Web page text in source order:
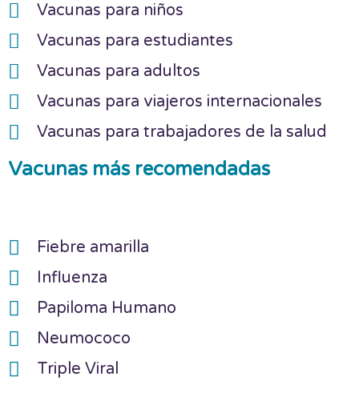
Vacunas para niños
Vacunas para estudiantes
Vacunas para adultos
Vacunas para viajeros internacionales
Vacunas para trabajadores de la salud
Vacunas más recomendadas
Fiebre amarilla
Influenza
Papiloma Humano
Neumococo
Triple Viral